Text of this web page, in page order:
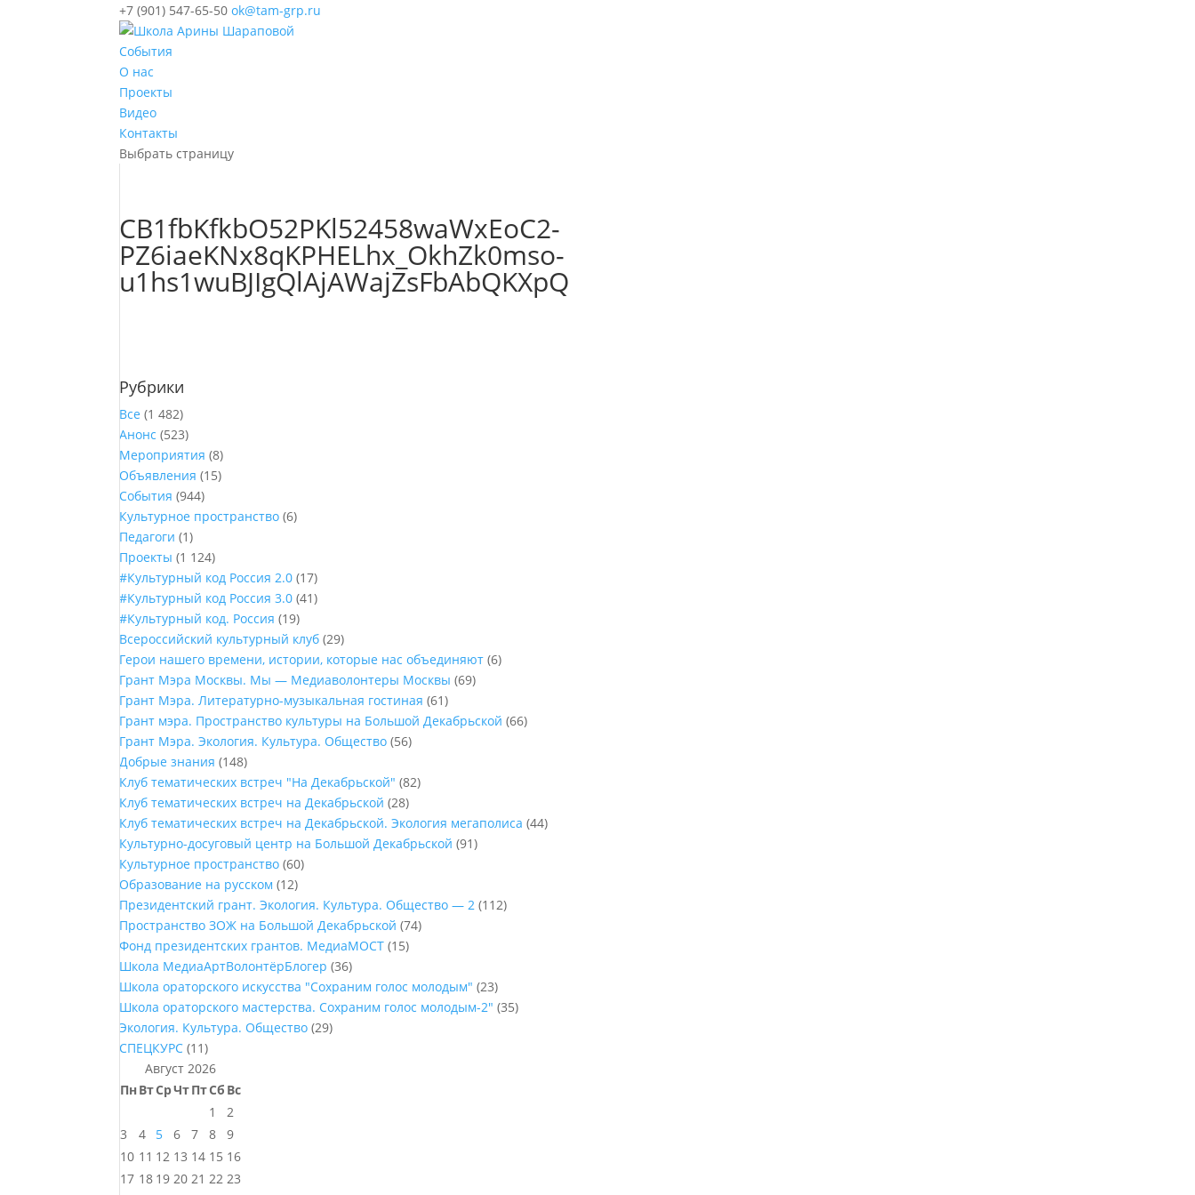
+7 (901) 547-65-50 ok@tam-grp.ru
События
О нас
Проекты
Видео
Контакты
Выбрать страницу
CB1fbKfkbO52PKl52458waWxEoC2-
PZ6iaeKNx8qKPHELhx_OkhZk0mso-
u1hs1wuBJIgQlAjAWajZsFbAbQKXpQ
Рубрики
Все (1 482)
Анонс (523)
Мероприятия (8)
Объявления (15)
События (944)
Культурное пространство (6)
Педагоги (1)
Проекты (1 124)
#Культурный код Россия 2.0 (17)
#Культурный код Россия 3.0 (41)
#Культурный код. Россия (19)
Всероссийский культурный клуб (29)
Герои нашего времени, истории, которые нас объединяют (6)
Грант Мэра Москвы. Мы — Медиаволонтеры Москвы (69)
Грант Мэра. Литературно-музыкальная гостиная (61)
Грант мэра. Пространство культуры на Большой Декабрьской (66)
Грант Мэра. Экология. Культура. Общество (56)
Добрые знания (148)
Клуб тематических встреч "На Декабрьской" (82)
Клуб тематических встреч на Декабрьской (28)
Клуб тематических встреч на Декабрьской. Экология мегаполиса (44)
Культурно-досуговый центр на Большой Декабрьской (91)
Культурное пространство (60)
Образование на русском (12)
Президентский грант. Экология. Культура. Общество — 2 (112)
Пространство ЗОЖ на Большой Декабрьской (74)
Фонд президентских грантов. МедиаМОСТ (15)
Школа МедиаАртВолонтёрБлогер (36)
Школа ораторского искусства "Сохраним голос молодым" (23)
Школа ораторского мастерства. Сохраним голос молодым-2" (35)
Экология. Культура. Общество (29)
СПЕЦКУРС (11)
Август 2026
ПнВтСрЧтПтСб Вс
1
2
3
4 5 6 7 8
9
10 11 12 13 14 15 16
17 18 19 20 21 22 23